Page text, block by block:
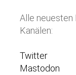
Alle neuesten
Kanälen:
Twitter
Mastodon